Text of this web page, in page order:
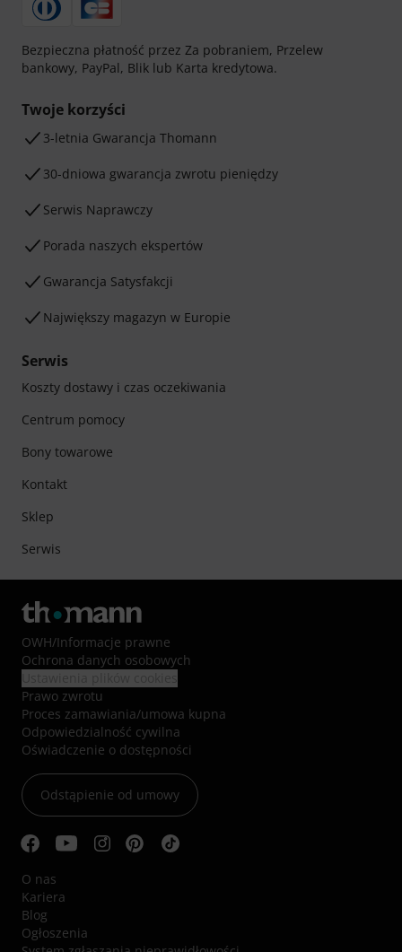
Bezpieczna płatność przez Za pobraniem, Przelew
bankowy, PayPal, Blik lub Karta kredytowa.
Twoje korzyści
3-letnia Gwarancja Thomann
30-dniowa gwarancja zwrotu pieniędzy
Serwis Naprawczy
Porada naszych ekspertów
Gwarancja Satysfakcji
Największy magazyn w Europie
Serwis
Koszty dostawy i czas oczekiwania
Centrum pomocy
Bony towarowe
Kontakt
Sklep
Serwis
OWH/Informacje prawne
Ochrona danych osobowych
Prawo zwrotu
Proces zamawiania/umowa kupna
Odpowiedzialność cywilna
Oświadczenie o dostępności
Odstąpienie od umowy
O nas
Kariera
Blog
Ogłoszenia